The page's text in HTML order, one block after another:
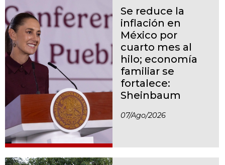
Se reduce la
inflación en
México por
cuarto mes al
hilo; economía
familiar se
fortalece:
Sheinbaum
07/ago/2026